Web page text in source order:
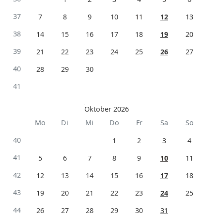
37
7 8 9 10 11 12
13
38
14 15 16 17 18 19
20
39
21 22 23 24 25 26
27
40
28 29
30
41
Oktober 2026
Mo
Di Mi Do Fr Sa
So
40
1 2 3
4
41
5 6 7 8 9 10
11
42
12 13 14 15 16 17
18
43
19 20 21 22 23 24
25
44
26 27 28 29 30
31